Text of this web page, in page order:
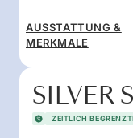
AUSSTATTUNG &
MERKMALE
SILVER
ZEITLICH